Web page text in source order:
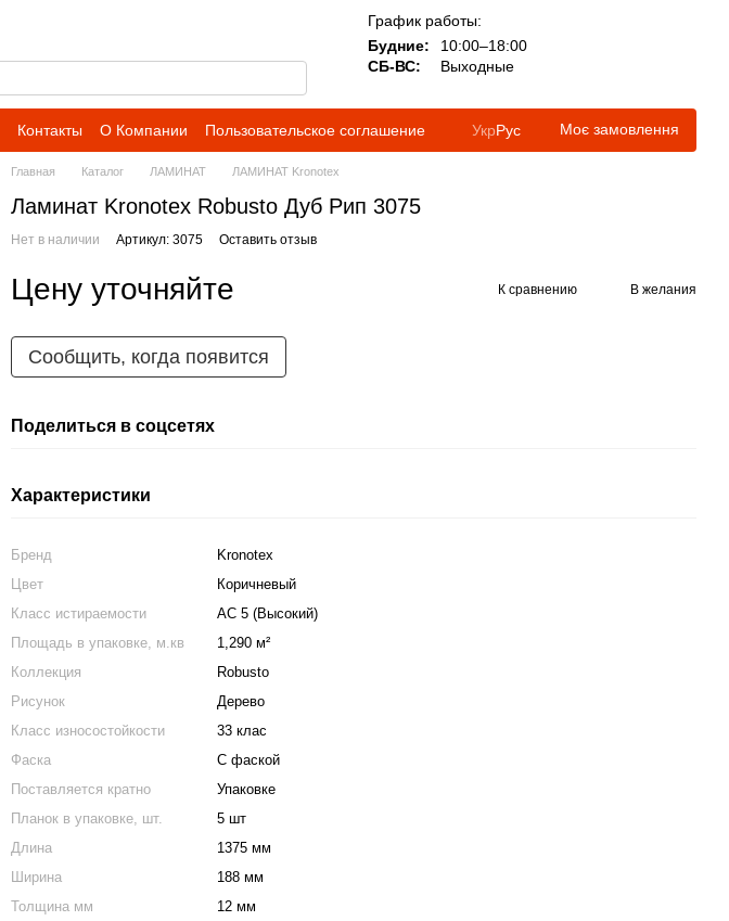
График работы:
Будние:
10:00–18:00
СБ-ВС:
Выходные
Контакты О Компании Пользовательское соглашение УкрРус Моє замовлення
Главная Каталог ЛАМИНАТ ЛАМИНАТ Kronotex
Ламинат Kronotex Robusto Дуб Рип 3075
Нет в наличии Артикул: 3075 Оставить отзыв
Цену уточняйте К сравнению В желания
Сообщить, когда появится
Поделиться в соцсетях
Характеристики
Бренд
Kronotex
Цвет
Коричневый
Класс истираемости
АС 5 (Высокий)
Площадь в упаковке, м.кв
1,290 м²
Коллекция
Robusto
Рисунок
Дерево
Класс износостойкости
33 клас
Фаска
С фаской
Поставляется кратно
Упаковке
Планок в упаковке, шт.
5 шт
Длина
1375 мм
Ширина
188 мм
Толщина мм
12 мм